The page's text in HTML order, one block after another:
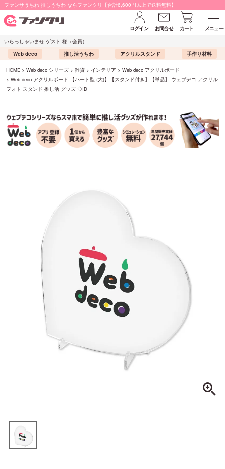
ファンサうちわ 推しうちわ ならファンクリ【合計6,600円以上で送料無料】
ログイン お問合せ カート
メニュー
いらっしゃいませ ゲスト 様（会員）
Web deco
推し活うちわ アクリルスタンド 手作り材料
HOME Web deco シリーズ 雑貨 インテリア
Web deco アクリルボード
Web deco アクリルボード 【ハート型 (大)】【スタンド付き】【単品】 ウェブデコ アクリル
フォト スタンド 推し活 グッズ ◇ID